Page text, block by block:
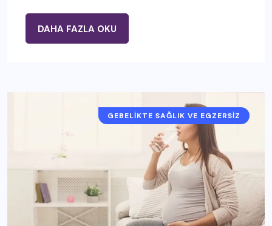
DAHA FAZLA OKU
GEBELIKTE SAĞLIK VE EGZERSIZ